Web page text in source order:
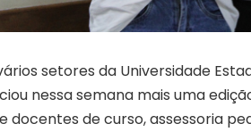
setores da Universidade
nessa semana mais uma
docentes de curso, assessoria